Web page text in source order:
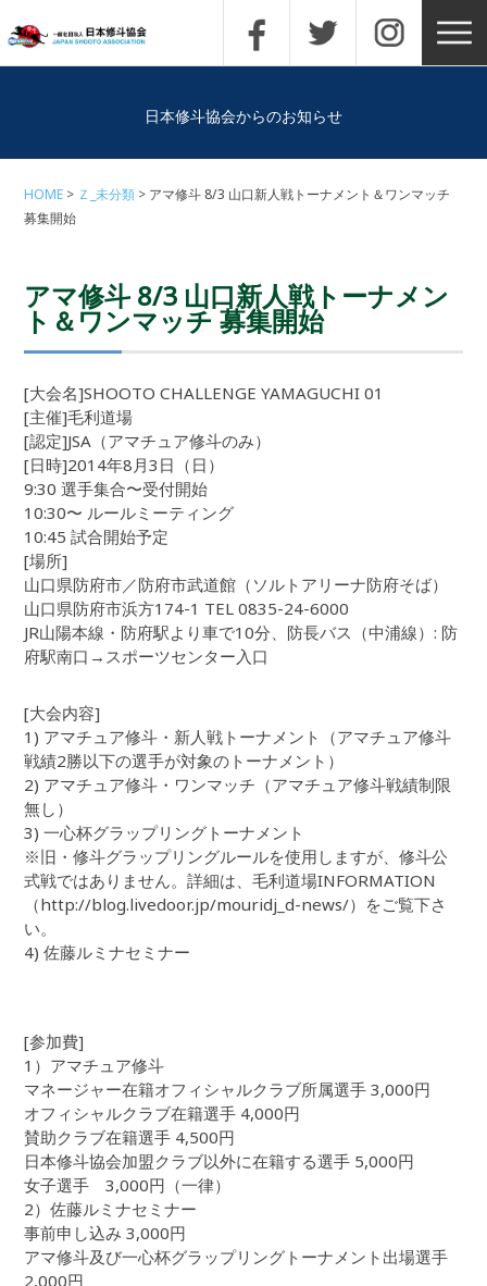
日本修斗協会からのお知らせ
HOME Ｚ_未分類
アマ修斗 8/3 山口新人戦トーナメント＆ワンマッチ
募集開始
アマ修斗 8/3 山口新人戦トーナメン
ト＆ワンマッチ 募集開始
[大会名]SHOOTO CHALLENGE YAMAGUCHI 01
[主催]毛利道場
[認定]JSA（アマチュア修斗のみ）
[日時]2014年8月3日（日）
9:30 選手集合〜受付開始
10:30〜 ルールミーティング
10:45 試合開始予定
[場所]
山口県防府市／防府市武道館（ソルトアリーナ防府そば）
山口県防府市浜方174-1 TEL 0835-24-6000
JR山陽本線・防府駅より車で10分、防長バス（中浦線）: 防
府駅南口→スポーツセンター入口
[大会内容]
1) アマチュア修斗・新人戦トーナメント（アマチュア修斗
戦績2勝以下の選手が対象のトーナメント）
2) アマチュア修斗・ワンマッチ（アマチュア修斗戦績制限
無し）
3) 一心杯グラップリングトーナメント
※旧・修斗グラップリングルールを使用しますが、修斗公
式戦ではありません。詳細は、毛利道場INFORMATION
（http://blog.livedoor.jp/mouridj_d-news/）をご覧下さ
い。
4) 佐藤ルミナセミナー
[参加費]
1）アマチュア修斗
マネージャー在籍オフィシャルクラブ所属選手 3,000円
オフィシャルクラブ在籍選手 4,000円
賛助クラブ在籍選手 4,500円
日本修斗協会加盟クラブ以外に在籍する選手 5,000円
女子選手 3,000円（一律）
2）佐藤ルミナセミナー
事前申し込み 3,000円
アマ修斗及び一心杯グラップリングトーナメント出場選手
2,000円